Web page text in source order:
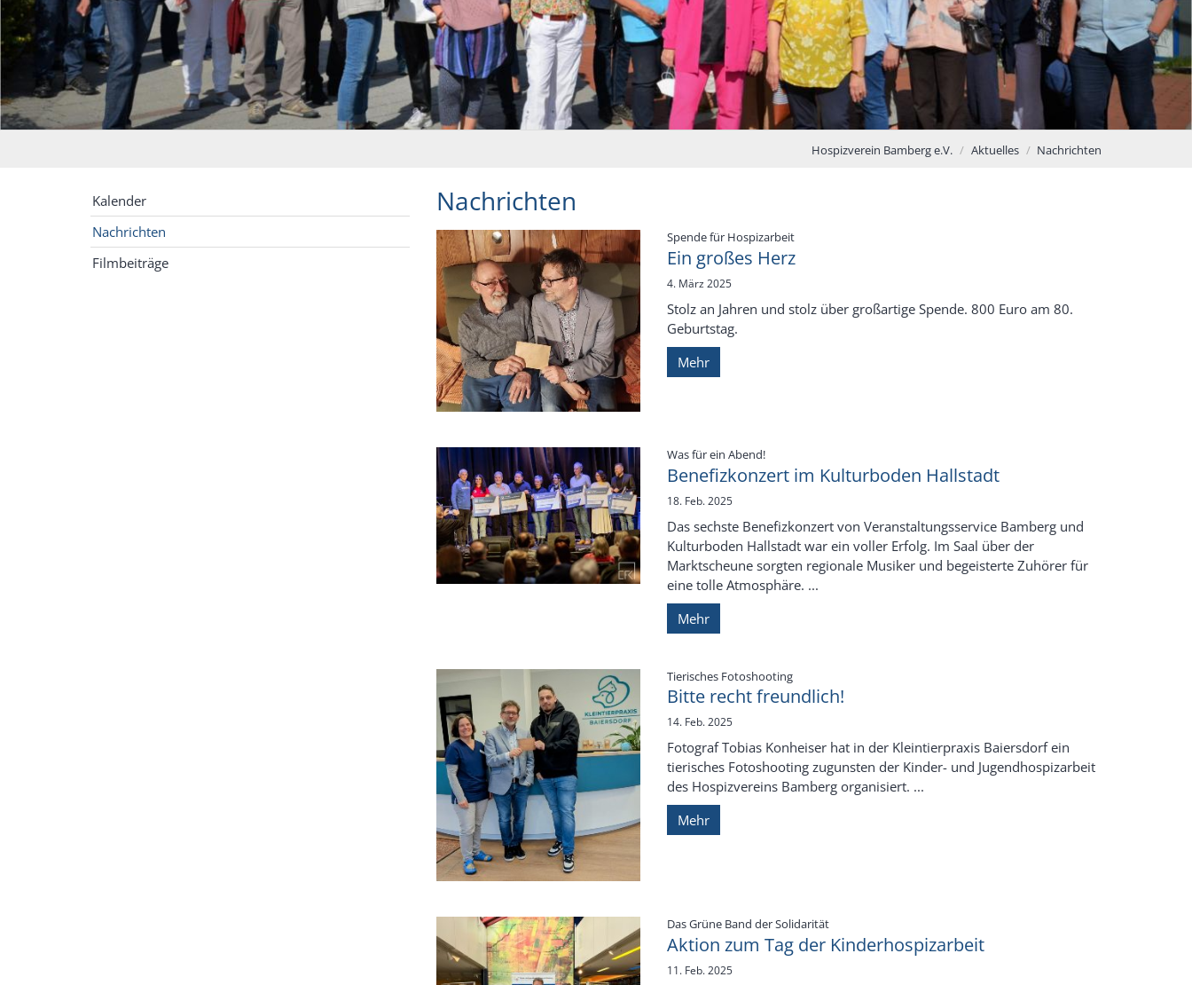
Hospizverein Bamberg e.V. Aktuelles Nachrichten
Nachrichten
Spende für Hospizarbeit:
Ein großes Herz
4. März 2025
Stolz an Jahren und stolz über großartige Spende. 800 Euro am 80.
Geburtstag.
Mehr
Was für ein Abend!:
Benefizkonzert im Kulturboden Hallstadt
18. Feb. 2025
Das sechste Benefizkonzert von Veranstaltungsservice Bamberg und
Kulturboden Hallstadt war ein voller Erfolg. Im Saal über der
Marktscheune sorgten regionale Musiker und begeisterte Zuhörer für
eine tolle Atmosphäre. ...
Mehr
Tierisches Fotoshooting:
Bitte recht freundlich!
14. Feb. 2025
Fotograf Tobias Konheiser hat in der Kleintierpraxis Baiersdorf ein
tierisches Fotoshooting zugunsten der Kinder- und Jugendhospizarbeit
des Hospizvereins Bamberg organisiert. ...
Mehr
Das Grüne Band der Solidarität:
Aktion zum Tag der Kinderhospizarbeit
11. Feb. 2025
Kalender
Nachrichten
Filmbeiträge